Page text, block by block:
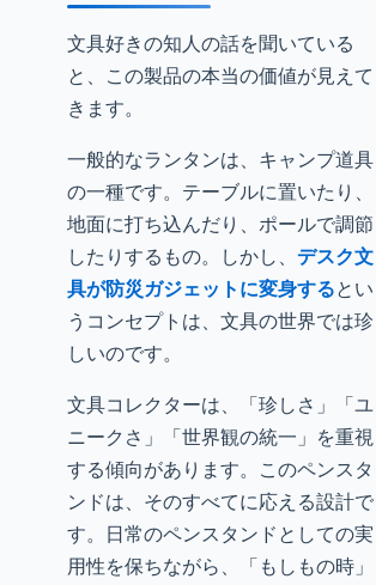
文具好きの知人の話を聞いている
と、この製品の本当の価値が見えて
きます。
一般的なランタンは、キャンプ道具
の一種です。テーブルに置いたり、
地面に打ち込んだり、ポールで調節
したりするもの。しかし、 デスク文
具が防災ガジェットに変身するとい
うコンセプトは、文具の世界では珍
しいのです。
文具コレクターは、「珍しさ」「ユ
ニークさ」「世界観の統一」を重視
する傾向があります。このペンスタ
ンドは、そのすべてに応える設計で
す。日常のペンスタンドとしての実
用性を保ちながら、「もしもの時」